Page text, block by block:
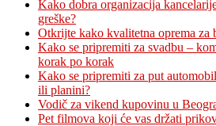
Kako dobra organizacija
greške?
Otkrijte kako kvalitetna oprema za
Kako se pripremiti za svadbu –
korak po korak
Kako se pripremiti za put
ili planini?
Vodič za vikend kupovinu u
Pet filmova koji će vas držati